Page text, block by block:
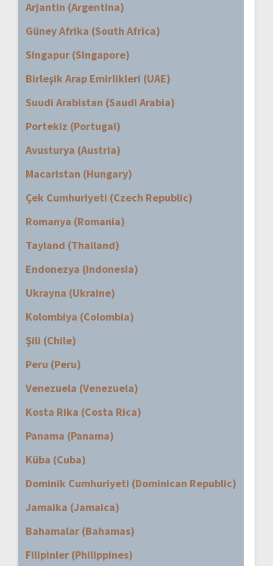
Arjantin (Argentina)
Güney Afrika (South Africa)
Singapur (Singapore)
Birleşik Arap Emirlikleri (UAE)
Suudi Arabistan (Saudi Arabia)
Portekiz (Portugal)
Avusturya (Austria)
Macaristan (Hungary)
Çek Cumhuriyeti (Czech Republic)
Romanya (Romania)
Tayland (Thailand)
Endonezya (Indonesia)
Ukrayna (Ukraine)
Kolombiya (Colombia)
Şili (Chile)
Peru (Peru)
Venezuela (Venezuela)
Kosta Rika (Costa Rica)
Panama (Panama)
Küba (Cuba)
Dominik Cumhuriyeti (Dominican Republic)
Jamaika (Jamaica)
Bahamalar (Bahamas)
Filipinler (Philippines)